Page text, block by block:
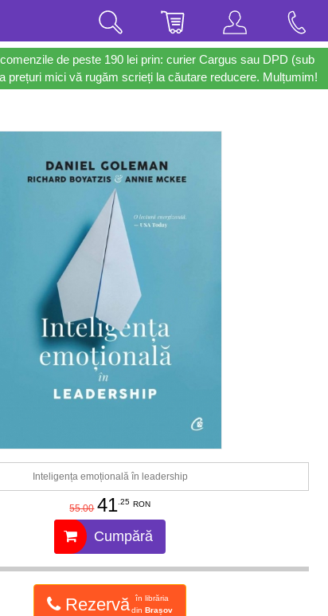
de peste 190 lei prin: curier Cargus sau DPD (sub
prețuri mici vă rugăm scrieți la căutare reducere. Mulțumim!
Inteligența emoțională în leadership
55.00 41 .25 RON
Cumpără
Rezervă
în librăria
dinBrașov